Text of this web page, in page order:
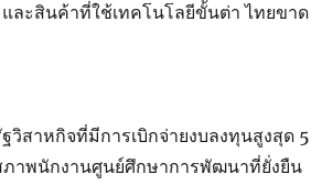
ละสินค้าที่ใช้เทคโนโลยีขั้นต่า ไทยขาด
สาหกิจที่มีการเบิกจ่ายงบลงทุนสูงสุด 5
าพนักงานศูนย์ศึกษาการพัฒนาที่ยั่งยืน